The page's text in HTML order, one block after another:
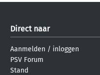
Direct naar
Aanmelden / inloggen
PSV Forum
Stand